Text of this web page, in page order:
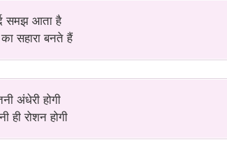
समझ आता है
सहारा बनते हैं
अंधेरी होगी
ही रोशन होगी